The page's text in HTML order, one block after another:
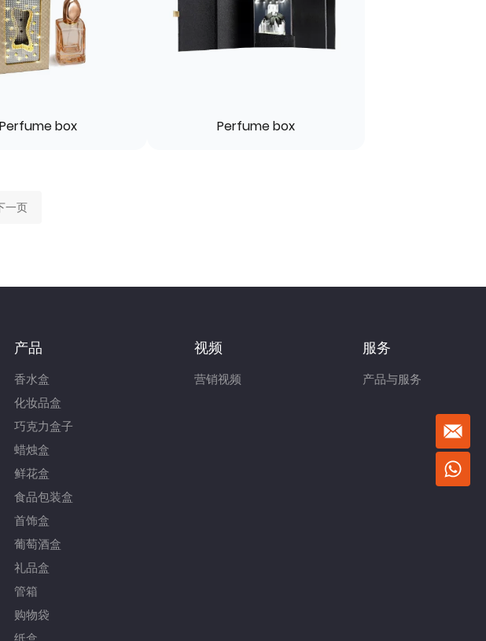
Perfume box Perfume box
一页
产品
香水盒
化妆品盒
巧克力盒子
蜡烛盒
鲜花盒
食品包装盒
首饰盒
葡萄酒盒
礼品盒
管箱
购物袋
视频
营销视频
服务
产品与服务